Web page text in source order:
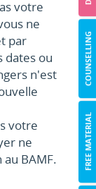
votre
ne
par
dates ou
n'est
votre
ne
BAMF.
COUNSELLING
FREE MATERIAL